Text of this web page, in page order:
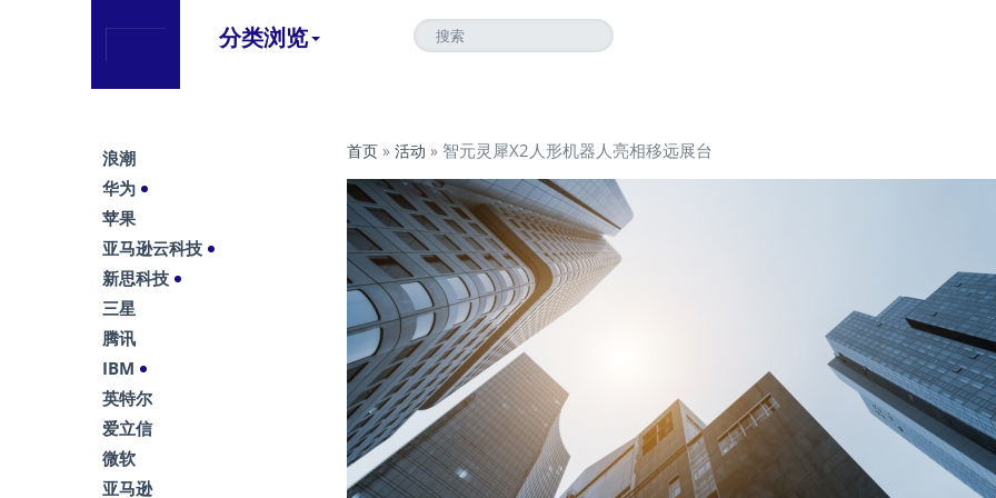
分类浏览
首页 » 活动 » 智元灵犀X2人形机器人亮相移远展台
浪潮
华为
苹果
亚马逊云科技
新思科技
三星
腾讯
IBM
英特尔
爱立信
微软
亚马逊